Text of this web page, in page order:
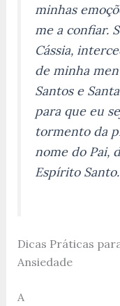
minhas
me a confiar.
Cássia,
de minha
Santos e
para que eu
tormento da
nome do Pai,
Espírito Santo.
Dicas Práticas
Ansiedade
A